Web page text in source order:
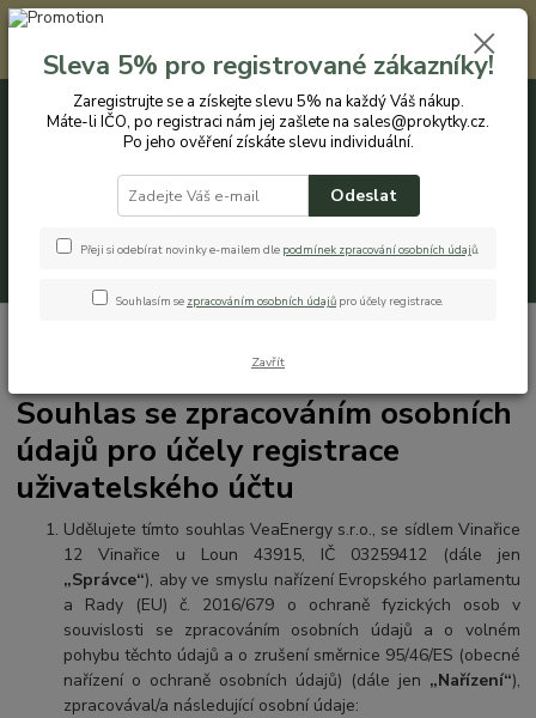
Registrovaným zákazníkům nabízíme slevu 5% na každý nákup. Máte-li
IČO, po registraci nám jej zašlete na sales@prokytky.cz. Po jeho ověření
získáte slevu individuální. Přejít na registraci →
CZK
+420 774 544 973 0ks
Souhlas se zpracováním osobních
údajů pro účely registrace
uživatelského účtu
Udělujete tímto souhlas VeaEnergy s.r.o., se sídlem Vinařice
12 Vinařice u Loun 43915, IČ 03259412 (dále jen
„Správce“), aby ve smyslu nařízení Evropského parlamentu
a Rady (EU) č. 2016/679 o ochraně fyzických osob v
souvislosti se zpracováním osobních údajů a o volném
pohybu těchto údajů a o zrušení směrnice 95/46/ES (obecné
nařízení o ochraně osobních údajů) (dále jen „Nařízení“),
zpracovával/a následující osobní údaje:
Sleva 5% pro registrované zákazníky!
Zaregistrujte se a získejte slevu 5% na každý Váš nákup.
Máte-li IČO, po registraci nám jej zašlete na sales@prokytky.cz.
Po jeho ověření získáte slevu individuální.
Odeslat
Přeji si odebírat novinky e-mailem dle podmínek zpracování osobních údajů.
Souhlasím se zpracováním osobních údajů pro účely registrace.
Zavřít